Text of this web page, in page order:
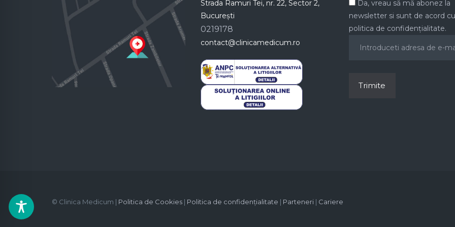
Strada Ramuri Tei, nr. 22, Sector 2,
București
0219178
contact@clinicamedicum.ro
Da, vreau să mă abonez la
newsletter si sunt de acord cu
politica de confidențialitate.
© Clinica Medicum | Politica de Cookies | Politica de confidențialitate | Parteneri | Cariere